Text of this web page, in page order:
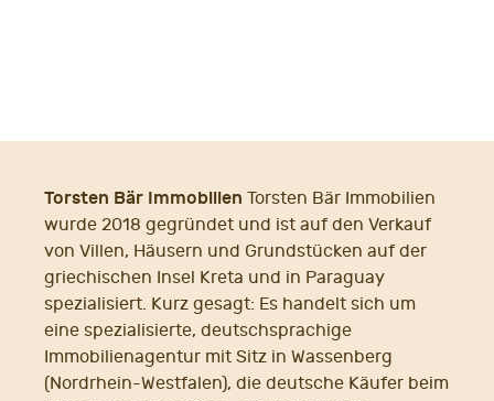
Torsten Bär Immobilien Torsten Bär Immobilien
wurde 2018 gegründet und ist auf den Verkauf
von Villen, Häusern und Grundstücken auf der
griechischen Insel Kreta und in Paraguay
spezialisiert. Kurz gesagt: Es handelt sich um
eine spezialisierte, deutschsprachige
Immobilienagentur mit Sitz in Wassenberg
(Nordrhein-Westfalen), die deutsche Käufer beim